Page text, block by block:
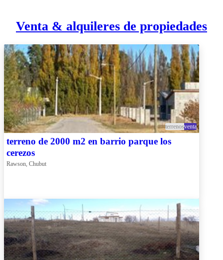
Venta & alquileres de propiedades
terrenosventa
terreno de 2000 m2 en barrio parque los
cerezos
Rawson, Chubut